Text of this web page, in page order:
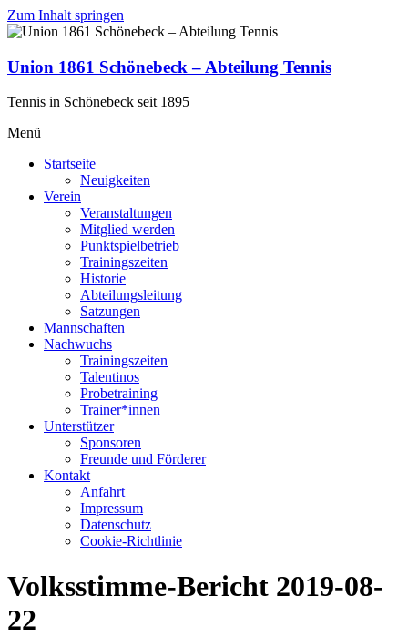
Zum Inhalt springen
Union 1861 Schönebeck – Abteilung Tennis
Tennis in Schönebeck seit 1895
Menü
Startseite
Neuigkeiten
Verein
Veranstaltungen
Mitglied werden
Punktspielbetrieb
Trainingszeiten
Historie
Abteilungsleitung
Satzungen
Mannschaften
Nachwuchs
Trainingszeiten
Talentinos
Probetraining
Trainer*innen
Unterstützer
Sponsoren
Freunde und Förderer
Kontakt
Anfahrt
Impressum
Datenschutz
Cookie-Richtlinie
Volksstimme-Bericht 2019-08-
22